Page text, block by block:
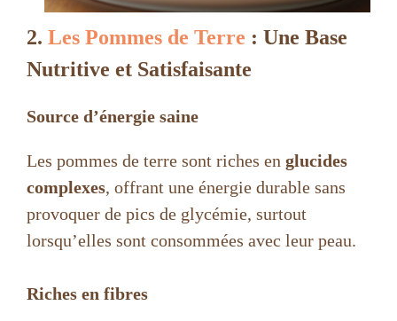
2. Les Pommes de Terre : Une Base
Nutritive et Satisfaisante
Source d’énergie saine
Les pommes de terre sont riches en glucides
complexes, offrant une énergie durable sans
provoquer de pics de glycémie, surtout
lorsqu’elles sont consommées avec leur peau.
Riches en fibres